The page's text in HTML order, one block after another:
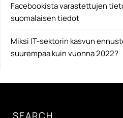
Facebookista varastettujen
suomalaisen tiedot
Miksi IT-sektorin kasvun
suurempaa kuin vuonna 2022?
SEARCH